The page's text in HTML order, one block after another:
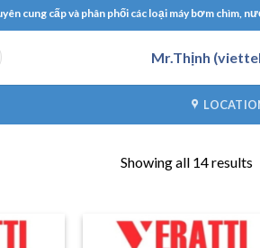
cấp và phân phối các loại máy bơm chìm, nước
Mr.Thịnh
Showing all 14 results